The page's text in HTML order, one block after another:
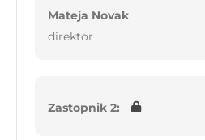
Mateja Novak
direktor
Zastopnik 2: